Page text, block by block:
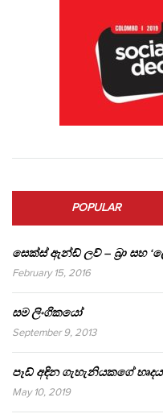
POPULAR
සෙක්ස් ඇන්ඩ් ලව් – බ්‍රා සහ
February 15, 2016
සම ලිංගිකයෝ
September 9, 2013
පෑඩ් අඳින ගැහැනියකගේ
May 10, 2019